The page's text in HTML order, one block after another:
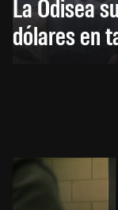
La Odisea
dólares en